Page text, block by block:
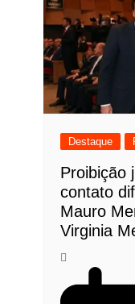
Destaque
Proibição
contato
Mauro
Virginia